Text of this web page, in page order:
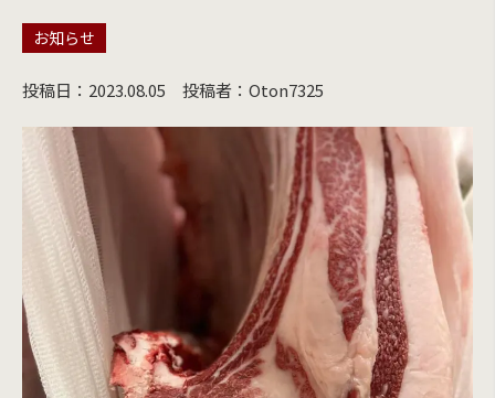
お知らせ
投稿日：2023.08.05 投稿者：Oton7325